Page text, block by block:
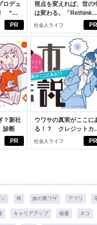
PR
ロデュ
“ジ
PR
視点を変えれば、世の
は変わる。「Rethink
PROJECT」がつたえ
社会人ライフ
PR
？新社
診断
PR
ウワサの真実がここに
る！？ クレジットカ
ドの都市伝説
社会人ライフ
袴 旅の裏ワザ アプリ
キャリアアップ 秘書 ネコ